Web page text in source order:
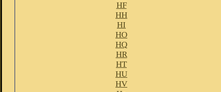
HF
HH
HI
HO
HQ
HR
HT
HU
HV